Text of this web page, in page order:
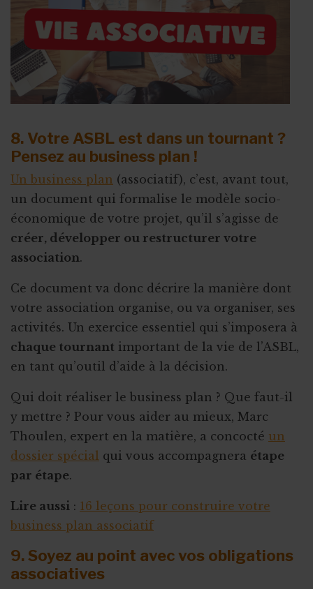
8. Votre ASBL est dans un tournant ?
Pensez au business plan !
Un business plan (associatif), c’est, avant tout,
un document qui formalise le modèle socio-
économique de votre projet, qu’il s’agisse de
créer, développer ou restructurer votre
association.
Ce document va donc décrire la manière dont
votre association organise, ou va organiser, ses
activités. Un exercice essentiel qui s’imposera à
chaque tournant important de la vie de l’ASBL,
en tant qu’outil d’aide à la décision.
Qui doit réaliser le business plan ? Que faut-il
y mettre ? Pour vous aider au mieux, Marc
Thoulen, expert en la matière, a concocté un
dossier spécial qui vous accompagnera étape
par étape.
Lire aussi : 16 leçons pour construire votre
business plan associatif
9. Soyez au point avec vos obligations
associatives